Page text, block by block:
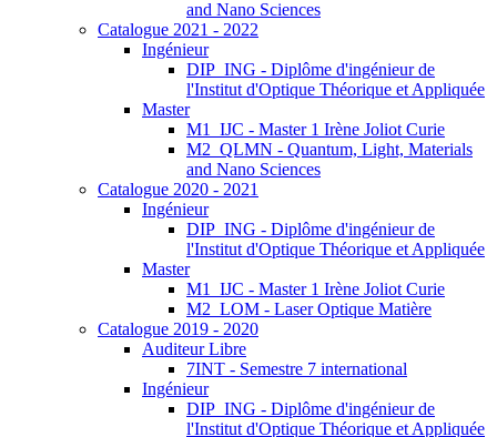
and Nano Sciences
Catalogue 2021 - 2022
Ingénieur
DIP_ING - Diplôme d'ingénieur de
l'Institut d'Optique Théorique et Appliquée
Master
M1_IJC - Master 1 Irène Joliot Curie
M2_QLMN - Quantum, Light, Materials
and Nano Sciences
Catalogue 2020 - 2021
Ingénieur
DIP_ING - Diplôme d'ingénieur de
l'Institut d'Optique Théorique et Appliquée
Master
M1_IJC - Master 1 Irène Joliot Curie
M2_LOM - Laser Optique Matière
Catalogue 2019 - 2020
Auditeur Libre
7INT - Semestre 7 international
Ingénieur
DIP_ING - Diplôme d'ingénieur de
l'Institut d'Optique Théorique et Appliquée